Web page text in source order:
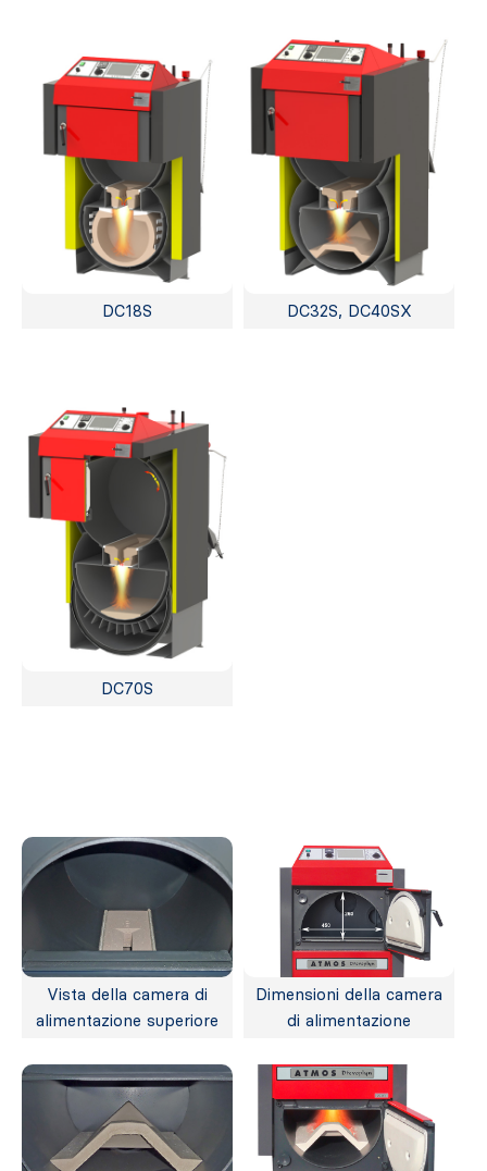
DC18S DC32S, DC40SX
DC70S
Vista della camera di
alimentazione superiore
Dimensioni della camera
di alimentazione